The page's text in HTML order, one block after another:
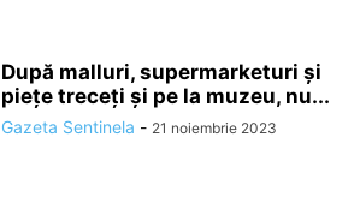
După malluri, supermarketuri și
piețe treceți și pe la muzeu, nu...
Gazeta Sentinela - 21 noiembrie 2023